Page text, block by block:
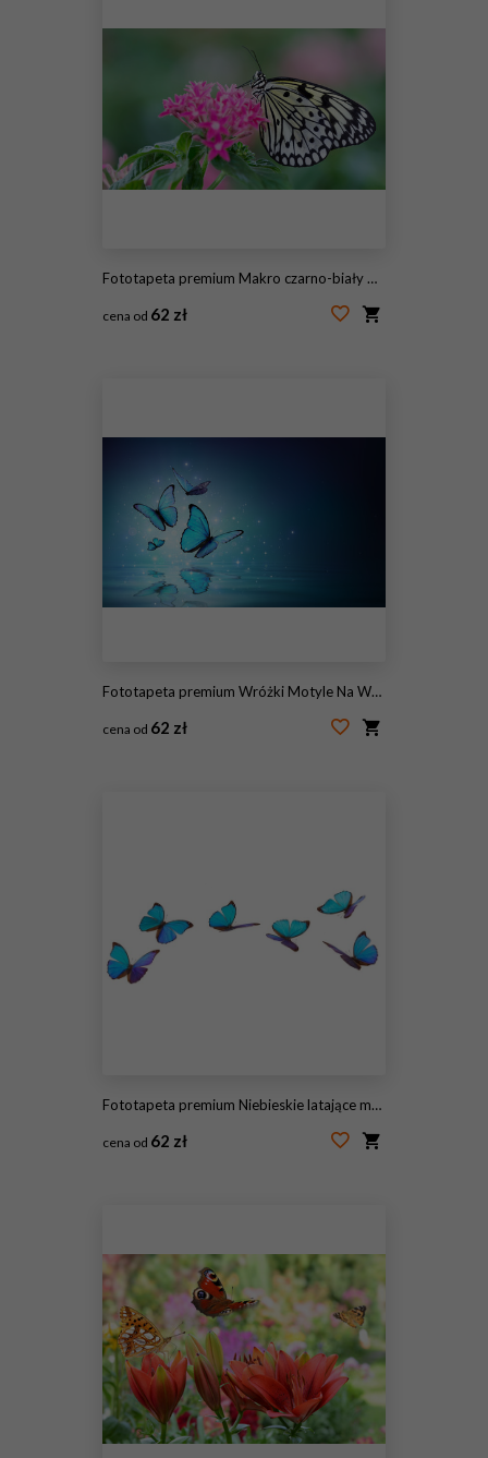
Fototapeta premium Makro czarno-biały motyl siedzi na różowe kwiaty
cena od 62 zł
Fototapeta premium Wróżki Motyle Na Wodzie
cena od 62 zł
Fototapeta premium Niebieskie latające motyle.
cena od 62 zł